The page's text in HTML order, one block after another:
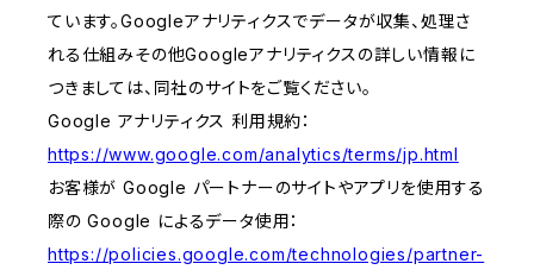
ています。Googleアナリティクスでデータが収集、処理さ
れる仕組みその他Googleアナリティクスの詳しい情報に
つきましては、同社のサイトをご覧ください。
Google アナリティクス 利用規約：
https://www.google.com/analytics/terms/jp.html
お客様が Google パートナーのサイトやアプリを使用する
際の Google によるデータ使用：
https://policies.google.com/technologies/partner-